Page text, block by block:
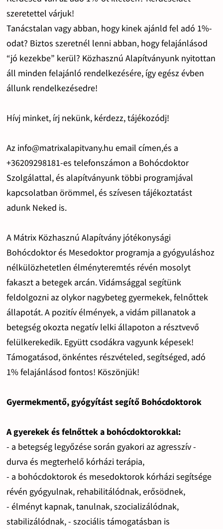
szeretettel várjuk!
Tanácstalan vagy abban, hogy kinek ajánld fel adó 1%-
odat? Biztos szeretnél lenni abban, hogy felajánlásod
“jó kezekbe” kerül? Közhasznú Alapítványunk nyitottan
áll minden felajánló rendelkezésére, így egész évben
állunk rendelkezésedre!
Hívj minket, írj nekünk, kérdezz, tájékozódj!
Az info@matrixalapitvany.hu email címen,és a
+36209298181-es telefonszámon a Bohócdoktor
Szolgálattal, és alapítványunk többi programjával
kapcsolatban örömmel, és szívesen tájékoztatást
adunk Neked is.
A Mátrix Közhasznú Alapítvány jótékonysági
Bohócdoktor és Mesedoktor programja a gyógyuláshoz
nélkülözhetetlen élményteremtés révén mosolyt
fakaszt a betegek arcán. Vidámsággal segítünk
feldolgozni az olykor nagybeteg gyermekek, felnőttek
állapotát. A pozitív élmények, a vidám pillanatok a
betegség okozta negatív lelki állapoton a résztvevő
felülkerekedik. Együtt csodákra vagyunk képesek!
Támogatásod, önkéntes részvételed, segítséged, adó
1% felajánlásod fontos! Köszönjük!
Gyermekmentő, gyógyítást segítő Bohócdoktorok
A gyerekek és felnőttek a bohócdoktorokkal:
- a betegség legyőzése során gyakori az agresszív -
durva és megterhelő kórházi terápia,
- a bohócdoktorok és mesedoktorok kórházi segítsége
révén gyógyulnak, rehabilitálódnak, erősödnek,
- élményt kapnak, tanulnak, szocializálódnak,
stabilizálódnak, - szociális támogatásban is